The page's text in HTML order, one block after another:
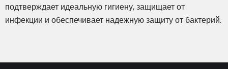
подтверждает идеальную гигиену, защищает от
инфекции и обеспечивает надежную защиту от бактерий.